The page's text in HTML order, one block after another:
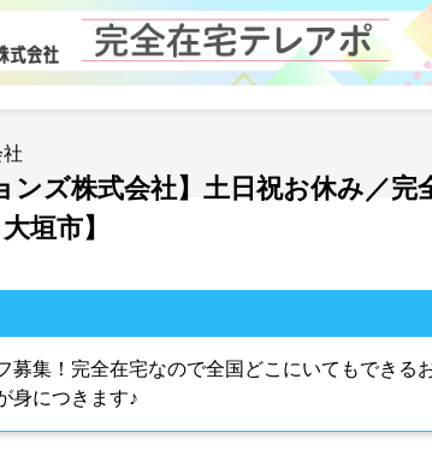
ンズ株式会社】土日祝お休み／完
垣市】
募集！完全在宅なので全国どこにいてもできる
身につきます♪